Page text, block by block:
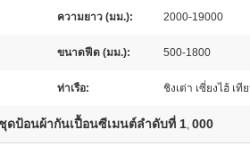
ความยาว (มม.): 2000-19000
ขนาดฟีด (มม.): 500-1800
ท่าเรือ: ชิงเต่า เซี่ยงไฮ้ เที
ดป้อนผ้ากันเปื้อนซีเมนต์ลำดับที่ 1, 000